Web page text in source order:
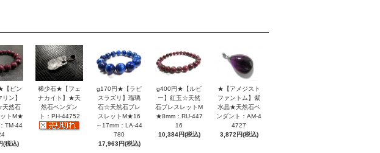
【ピン
ン】
天然石
ットM★
TM-44
(税込)
稀少石★【フェ
ナカイト】★天
然石ペンダン
ト：PH-44752
g170円★【ラピ
スラズリ】瑠璃
石☆天然石ブレ
スレットM★16
～17mm：LA-44
780
17,963円(税込)
g400円★【ルビ
ー】紅玉☆天然
石ブレスレットM
★8mm：RU-447
16
10,384円(税込)
★【アメジスト
ファントム】紫
水晶★天然石ペ
ンダント：AM-4
4727
3,872円(税込)